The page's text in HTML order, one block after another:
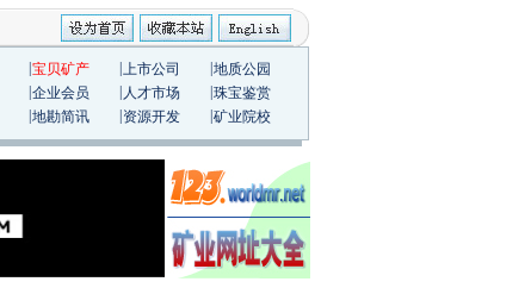
宝贝矿产 上市公司
地质公园
企业会员 人才市场
珠宝鉴赏
地勘简讯 资源开发 矿业院校